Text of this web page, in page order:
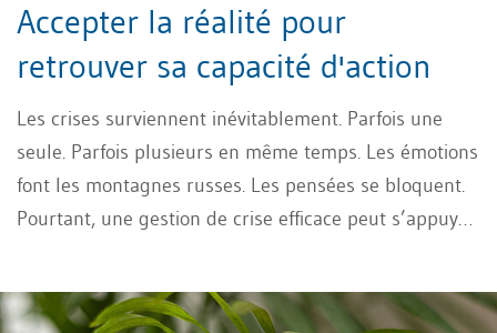
Accepter la réalité pour
retrouver sa capacité d'action
Les crises surviennent inévitablement. Parfois une
seule. Parfois plusieurs en même temps. Les émotions
font les montagnes russes. Les pensées se bloquent.
Pourtant, une gestion de crise efficace peut s’appuyer